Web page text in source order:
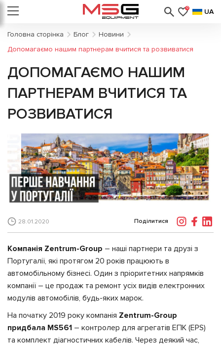
0 UA
Головна сторінка Блог
Новини
Допомагаємо нашим партнерам вчитися та розвиватися
ДОПОМАГАЄМО НАШИМ
ПАРТНЕРАМ ВЧИТИСЯ ТА
РОЗВИВАТИСЯ
28.01.2020 Поділитися
Компанія Zentrum-Group – наші партнери та друзі з
Португалії, які протягом 20 років працюють в
автомобільному бізнесі. Один з пріоритетних напрямків
компанії – це продаж та ремонт усіх видів електронних
модулів автомобілів, будь-яких марок.
На початку 2019 року компанія Zentrum-Group
придбала MS561 – контролер для агрегатів ЕПК (EPS)
та комплект діагностичних кабелів. Через деякий час,